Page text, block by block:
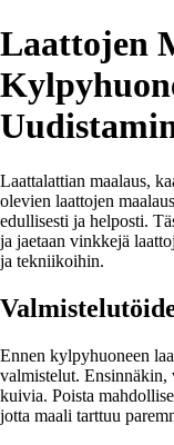
Laattojen
Laattalattian maalaus,
olevien laattojen
edullisesti ja helposti.
ja jaetaan vinkkejä
ja tekniikoihin.
Ennen kylpyhuoneen
valmistelut. Ensinnäkin,
kuivia. Poista
jotta maali tarttuu